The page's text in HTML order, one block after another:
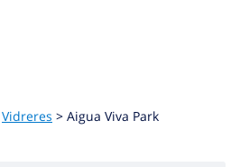
Vidreres > Aigua Viva Park